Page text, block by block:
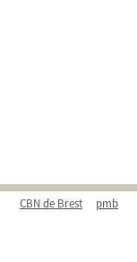
CBN de Brest pmb